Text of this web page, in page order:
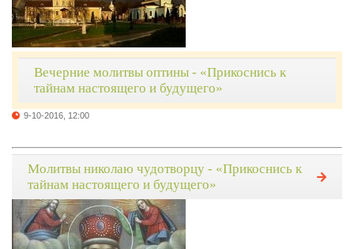
Вечерние молитвы оптины - «Прикоснись к
тайнам настоящего и будущего»
9-10-2016, 12:00
Молитвы николаю чудотворцу - «Прикоснись к
тайнам настоящего и будущего»